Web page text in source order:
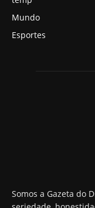
Mundo
Esportes
Somos a Gazeta do